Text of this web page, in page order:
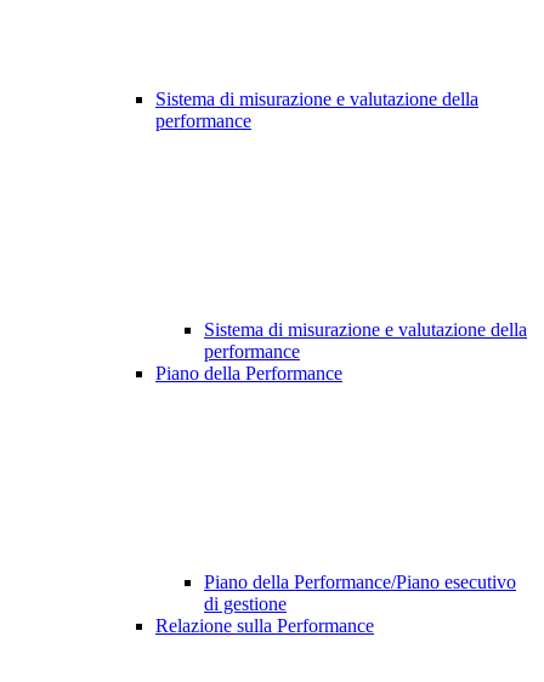
Sistema di misurazione e valutazione della
performance
Sistema di misurazione e valutazione della
performance
Piano della Performance
Piano della Performance/Piano esecutivo
di gestione
Relazione sulla Performance